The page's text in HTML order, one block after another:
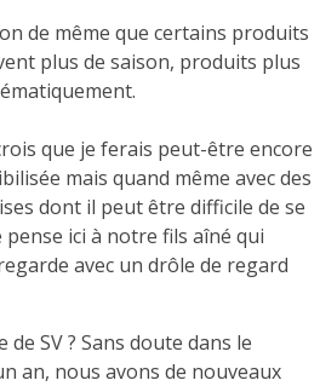
de même que certains produits
plus de saison, produits plus
que je ferais peut-être encore
mais quand même avec des
dont il peut être difficile de se
ici à notre fils aîné qui
avec un drôle de regard
SV ? Sans doute dans le
an, nous avons de nouveaux